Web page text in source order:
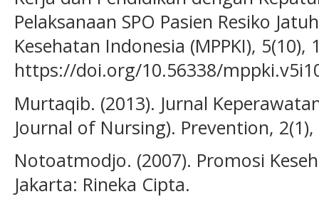
Pelaksanaan SPO Pasien Resiko
Kesehatan Indonesia (MPPKI), 5(10),
https://doi.org/10.56338/
Murtaqib. (2013). Jurnal
Journal of Nursing). Prevention, 2(1),
Notoatmodjo. (2007). Promosi
Jakarta: Rineka Cipta.